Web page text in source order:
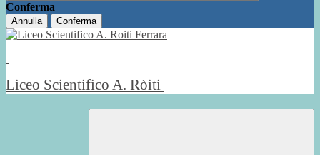
Conferma
Annulla Conferma
Liceo Scientifico A. Ròiti